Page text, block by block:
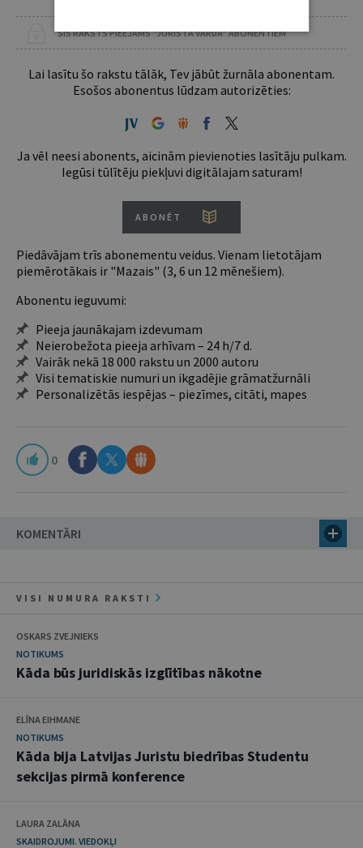
ŠIS RAKSTS PIEEJAMS “JURISTA VĀRDA” ABONENTIEM
Lai lasītu šo rakstu tālāk, Tev jābūt žurnāla abonentam.
Esošos abonentus lūdzam autorizēties:
Ja vēl neesi abonents, aicinām pievienoties lasītāju pulkam.
Iegūsi tūlītēju piekļuvi digitālajam saturam!
ABONĒT
Piedāvājam trīs abonementu veidus. Vienam lietotājam
piemērotākais ir "Mazais" (3, 6 un 12 mēnešiem).
Abonentu ieguvumi:
Pieeja jaunākajam izdevumam
Neierobežota pieeja arhīvam – 24 h/7 d.
Vairāk nekā 18 000 rakstu un 2000 autoru
Visi tematiskie numuri un ikgadējie grāmatžurnāli
Personalizētās iespējas – piezīmes, citāti, mapes
0
KOMENTĀRI
VISI NUMURA RAKSTI
OSKARS ZVEJNIEKS
NOTIKUMS
Kāda būs juridiskās izglītības nākotne
ELĪNA EIHMANE
NOTIKUMS
Kāda bija Latvijas Juristu biedrības Studentu
sekcijas pirmā konference
LAURA ZALĀNA
SKAIDROJUMI. VIEDOKĻI